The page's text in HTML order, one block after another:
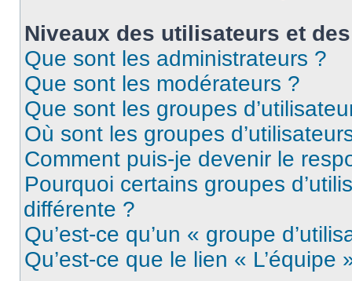
Niveaux des utilisateurs et
Que sont les administrateurs ?
Que sont les modérateurs ?
Que sont les groupes
Où sont les groupes
Comment puis-je devenir le
Pourquoi certains groupes
différente ?
Qu’est-ce qu’un « groupe
Qu’est-ce que le lien « L’équipe